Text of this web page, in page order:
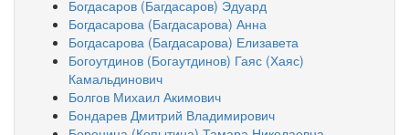
Богдасаров (Багдасаров) Эдуард
Богдасарова (Багдасарова) Анна
Богдасарова (Багдасарова) Елизавета
Богоутдинов (Богаутдинов) Гаяс (Хаяс)
Камальдинович
Болгов Михаил Акимович
Бондарев Дмитрий Владимирович